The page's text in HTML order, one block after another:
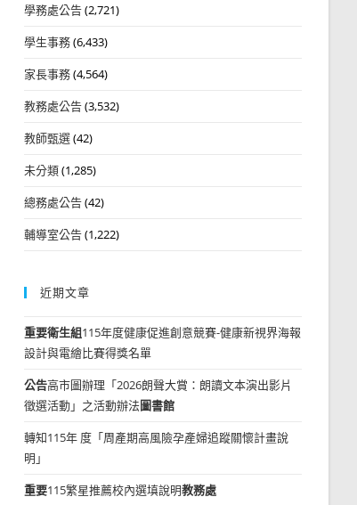
學務處公告(2,721)
學生事務(6,433)
家長事務(4,564)
教務處公告(3,532)
教師甄選(42)
未分類(1,285)
總務處公告(42)
輔導室公告(1,222)
近期文章
重要衛生組115年度健康促進創意競賽-健康新視界海報
設計與電繪比賽得獎名單
公告高市圖辦理「2026朗聲大賞：朗讀文本演出影片
徵選活動」之活動辦法圖書館
轉知115年 度「周產期高風險孕產婦追蹤關懷計畫說
明」
重要115繁星推薦校內選填說明教務處